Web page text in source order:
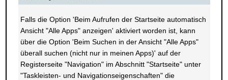
Falls die Option 'Beim Aufrufen der Startseite automatisch
Ansicht "Alle Apps" anzeigen' aktiviert worden ist, kann
über die Option 'Beim Suchen in der Ansicht "Alle Apps"
überall suchen (nicht nur in meinen Apps)' auf der
Registerseite "Navigation" im Abschnitt "Startseite" unter
"Taskleisten- und Navigationseigenschaften" die